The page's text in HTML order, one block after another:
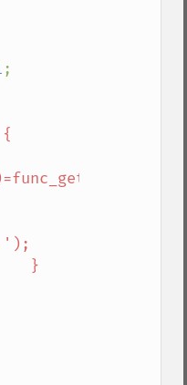
;
');